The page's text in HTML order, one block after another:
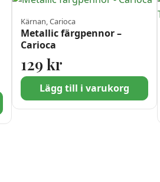
Kärnan, Carioca
Metallic färgpennor –
Carioca
129 kr
Lägg till i varukorg